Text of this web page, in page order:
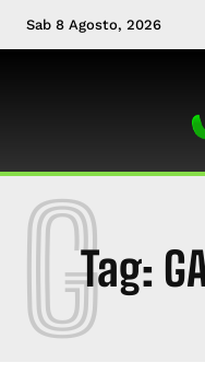
Sab 8 Agosto, 2026
Tag:
G